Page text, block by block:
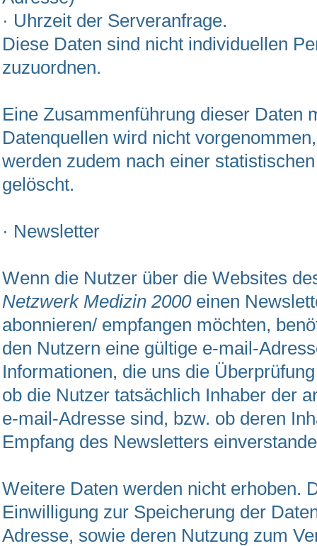
· Uhrzeit der Serveranfrage.
Diese Daten sind nicht individuellen
zuzuordnen.
Eine Zusammenführung dieser Daten
Datenquellen wird nicht
werden zudem nach einer
gelöscht.
· Newsletter
Wenn die Nutzer über die Websites
Netzwerk Medizin 2000einen
abonnieren/ empfangen möchten,
den Nutzern eine gültige e-mail-
Informationen, die uns die
ob die Nutzer tatsächlich Inhaber der
e-mail-Adresse sind, bzw. ob deren
Empfang des Newsletters
Weitere Daten werden nicht erhoben.
Einwilligung zur Speicherung der
Adresse, sowie deren Nutzung zum